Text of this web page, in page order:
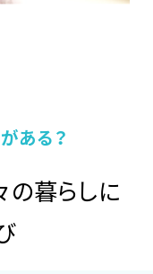
ある？
の暮らしに